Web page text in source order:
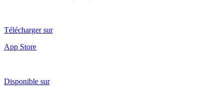
Télécharger sur
App Store
Disponible sur